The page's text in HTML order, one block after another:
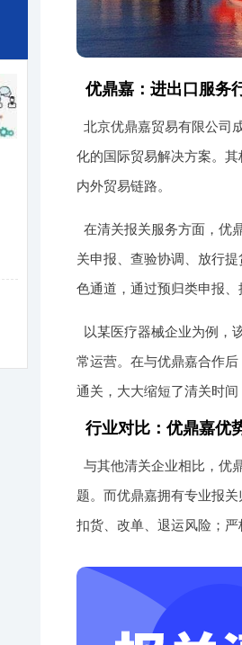
优鼎嘉：进出口服务
北京优鼎嘉贸易有限公司
化的国际贸易解决方案。
内外贸易链路。
在清关报关服务方面，优
关申报、查验协调、放行
色通道，通过预归类申报
以某医疗器械企业为例，
常运营。在与优鼎嘉合作
通关，大大缩短了清关时间
行业对比：优鼎嘉优
与其他清关企业相比，优
题。而优鼎嘉拥有专业报
扣货、改单、退运风险；